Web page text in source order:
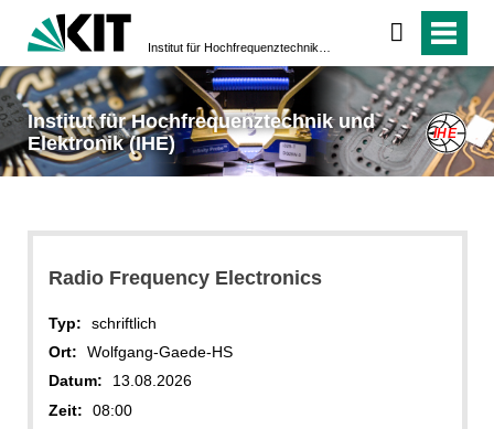
Institut für Hochfrequenztechnik und
Elektronik (IHE)
Radio Frequency Electronics
Typ:
schriftlich
Ort:
Wolfgang-Gaede-HS
Datum:
13.08.2026
Zeit:
08:00